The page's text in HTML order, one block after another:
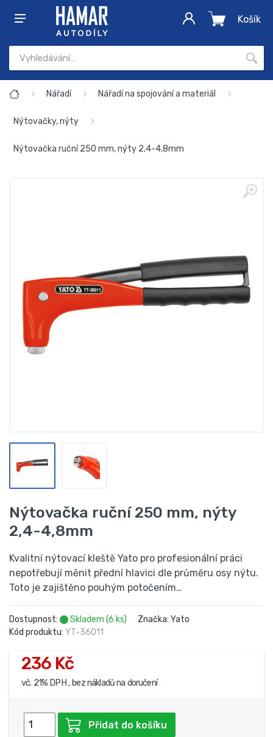
Košík
Nářadí Nářadí na spojování a materiál
Nýtovačky, nýty
Nýtovačka ruční 250 mm, nýty 2,4-4,8mm
Nýtovačka ruční 250 mm, nýty
2,4-4,8mm
Kvalitní nýtovací kleště Yato pro profesionální práci
nepotřebují měnit přední hlavici dle průměru osy nýtu.
Toto je zajištěno pouhým potočením…
Dostupnost: Skladem (6 ks)
Značka: Yato
Kód produktu: YT-36011
236 Kč
vč. 21% DPH , bez nákladů na doručení
Přidat do košíku